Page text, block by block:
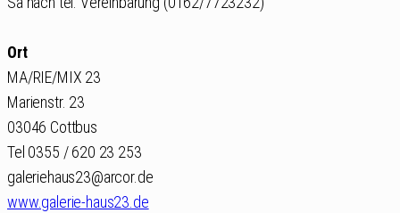
Ort
MA/RIE/MIX 23
Marienstr. 23
03046 Cottbus
Tel 0355 / 620 23 253
galeriehaus23@arcor.de
www.galerie-haus23.de